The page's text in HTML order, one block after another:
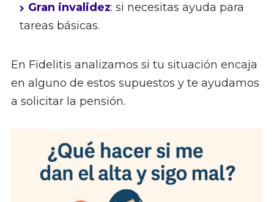
Gran invalidez: si necesitas ayuda para
tareas básicas.
En Fidelitis analizamos si tu situación encaja
en alguno de estos supuestos y te ayudamos
a solicitar la pensión.